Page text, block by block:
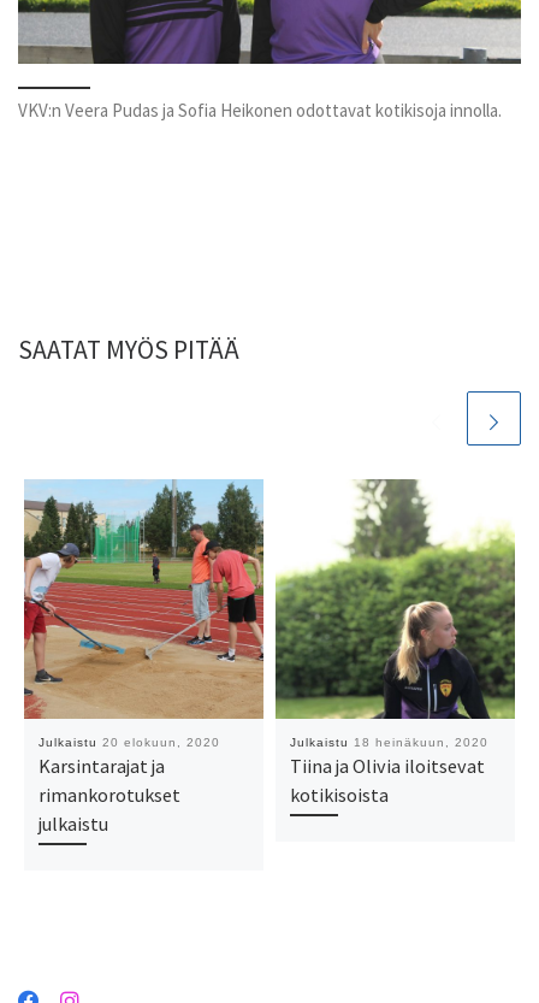
VKV:n Veera Pudas ja Sofia Heikonen odottavat kotikisoja innolla.
SAATAT MYÖS PITÄÄ
Julkaistu 20 elokuun, 2020
Karsintarajat ja
rimankorotukset
julkaistu
Julkaistu 18 heinäkuun, 2020
Tiina ja Olivia iloitsevat
kotikisoista